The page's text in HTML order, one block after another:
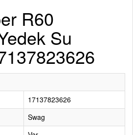
R60
Su
17137823626
Swag